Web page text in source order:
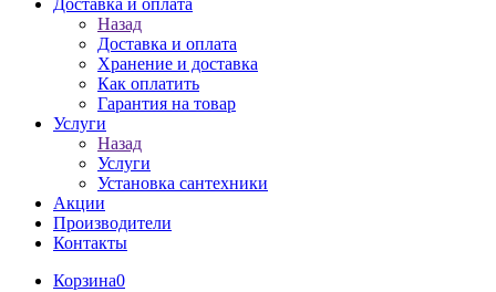
Доставка и оплата
Назад
Доставка и оплата
Хранение и доставка
Как оплатить
Гарантия на товар
Услуги
Назад
Услуги
Установка сантехники
Акции
Производители
Контакты
Корзина0